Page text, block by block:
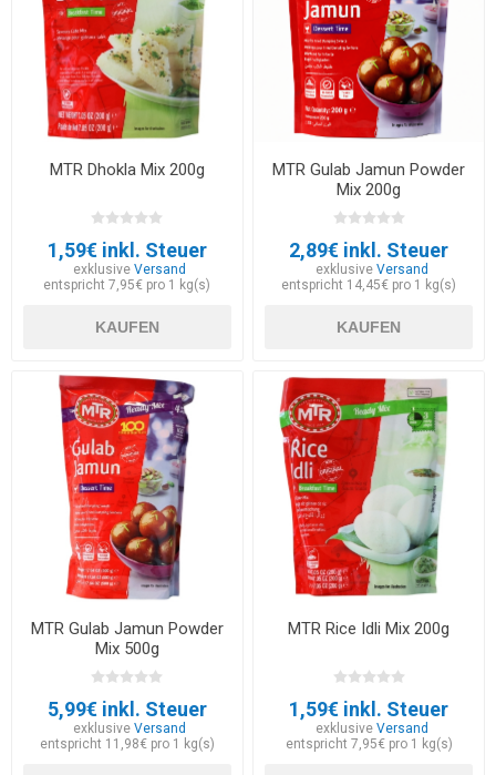
MTR Dhokla Mix 200g
1,59€ inkl. Steuer
exklusiveVersand
entspricht 7,95€ pro 1 kg(s)
KAUFEN
MTR Gulab Jamun Powder
Mix 200g
2,89€ inkl. Steuer
exklusive Versand
entspricht 14,45€ pro 1 kg(s)
KAUFEN
MTR Gulab Jamun Powder
Mix 500g
5,99€ inkl. Steuer
exklusiveVersand
entspricht 11,98€ pro 1 kg(s)
MTR Rice Idli Mix 200g
1,59€ inkl. Steuer
exklusive Versand
entspricht 7,95€ pro 1 kg(s)